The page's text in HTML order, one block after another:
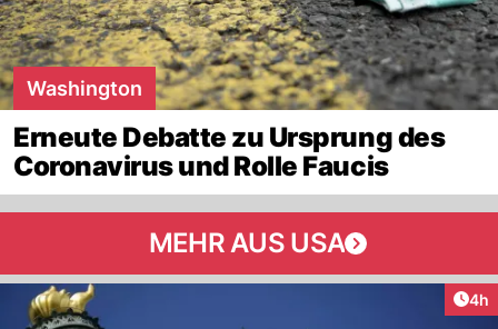
Washington
Erneute Debatte zu Ursprung des
Coronavirus und Rolle Faucis
MEHR AUS USA
4h